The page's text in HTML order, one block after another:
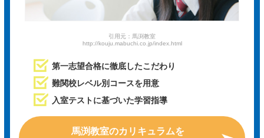
引用元：馬渕教室
http://kouju.mabuchi.co.jp/index.html
第一志望合格に徹底したこだわり
難関校レベル別コースを用意
入室テストに基づいた学習指導
馬渕教室のカリキュラムを